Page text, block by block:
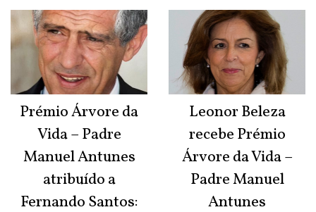
Prémio Árvore da
Vida – Padre
Manuel Antunes
atribuído a
Fernando Santos:
Leonor Beleza
recebe Prémio
Árvore da Vida –
Padre Manuel
Antunes